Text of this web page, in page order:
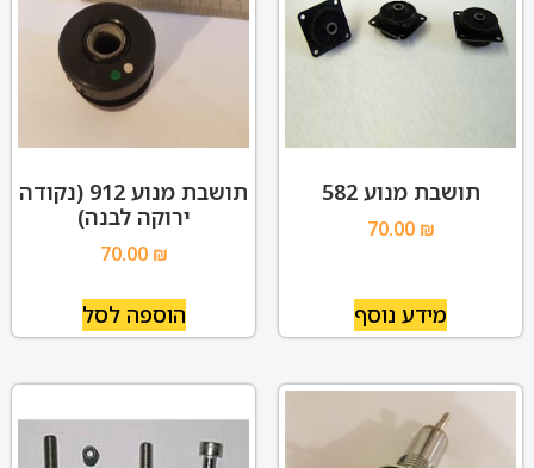
תושבת מנוע 582
70.00 ₪
מידע נוסף
תושבת מנוע 912 (נקודה
ירוקה לבנה)
70.00 ₪
הוספה לסל